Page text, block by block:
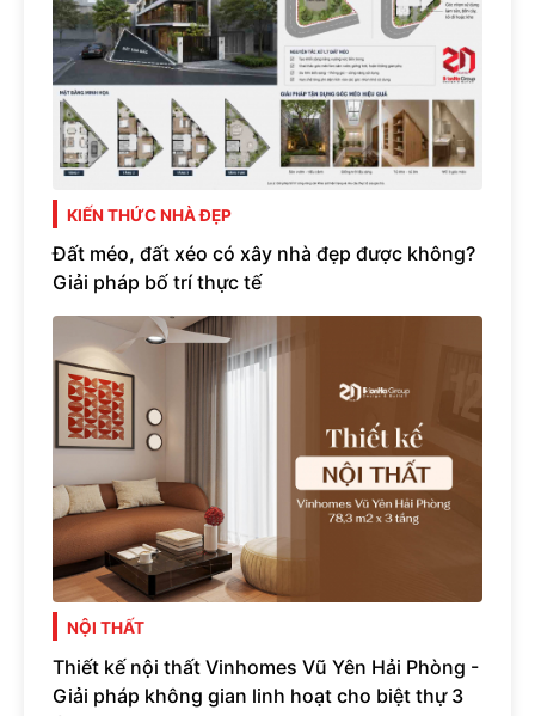
KIẾN THỨC NHÀ ĐẸP
Đất méo, đất xéo có xây nhà đẹp được không?
Giải pháp bố trí thực tế
NỘI THẤT
Thiết kế nội thất Vinhomes Vũ Yên Hải Phòng -
Giải pháp không gian linh hoạt cho biệt thự 3